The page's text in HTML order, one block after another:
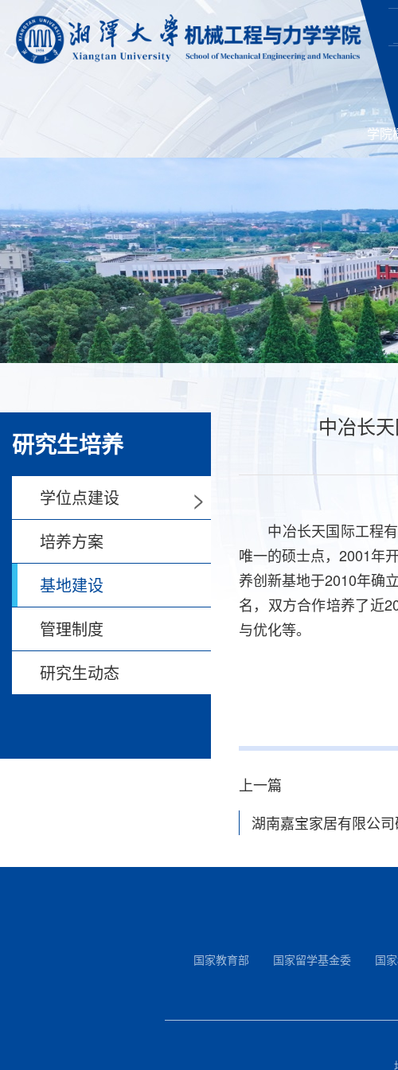
学院
研究生培养
学位点建设 >
培养方案
基地建设
管理制度
研究生动态
中冶长
中冶长天国际工程有
唯一的硕士点，2001年
养创新基地于2010年确
名，双方合作培养了近
与优化等。
上一篇
湖南嘉宝家居有限公
国家教育部 国家留学基金委 国